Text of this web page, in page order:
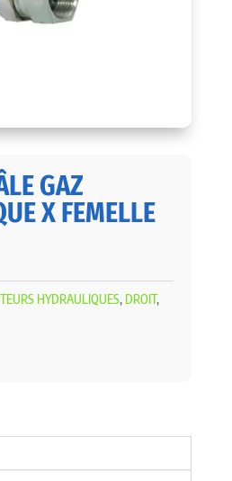
GAZ
X FEMELLE
HYDRAULIQUES, DROIT,